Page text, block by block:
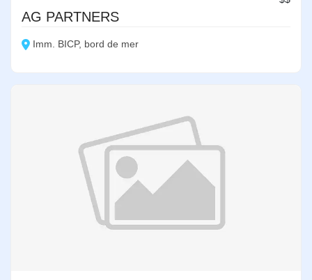
AG PARTNERS
Imm. BICP, bord de mer